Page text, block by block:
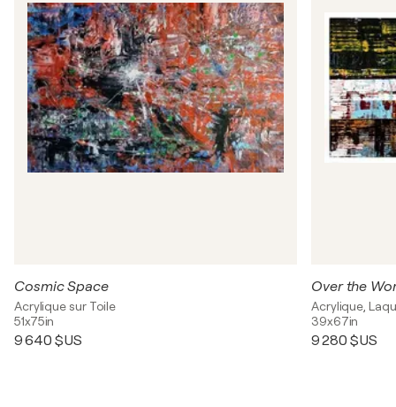
Cosmic Space
Acrylique sur Toile
51x75in
9 640 $US
Over the
Acrylique,
39x67in
9 280 $US